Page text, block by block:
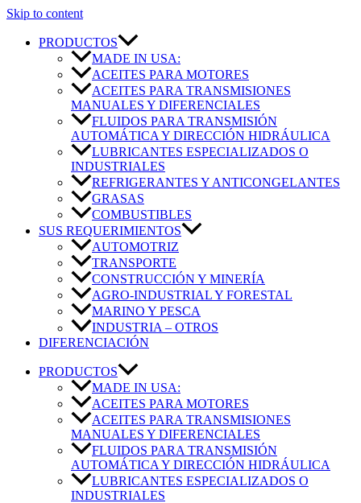
Skip to content
PRODUCTOS
MADE IN USA:
ACEITES PARA MOTORES
ACEITES PARA TRANSMISIONES
MANUALES Y DIFERENCIALES
FLUIDOS PARA TRANSMISIÓN
AUTOMÁTICA Y DIRECCIÓN HIDRÁULICA
LUBRICANTES ESPECIALIZADOS O
INDUSTRIALES
REFRIGERANTES Y ANTICONGELANTES
GRASAS
COMBUSTIBLES
SUS REQUERIMIENTOS
AUTOMOTRIZ
TRANSPORTE
CONSTRUCCIÓN Y MINERÍA
AGRO-INDUSTRIAL Y FORESTAL
MARINO Y PESCA
INDUSTRIA – OTROS
DIFERENCIACIÓN
PRODUCTOS
MADE IN USA:
ACEITES PARA MOTORES
ACEITES PARA TRANSMISIONES
MANUALES Y DIFERENCIALES
FLUIDOS PARA TRANSMISIÓN
AUTOMÁTICA Y DIRECCIÓN HIDRÁULICA
LUBRICANTES ESPECIALIZADOS O
INDUSTRIALES